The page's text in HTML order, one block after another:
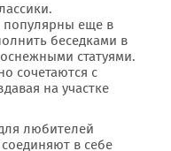
еще в
беседками в
статуями.
сочетаются с
на участке
любителей
в себе